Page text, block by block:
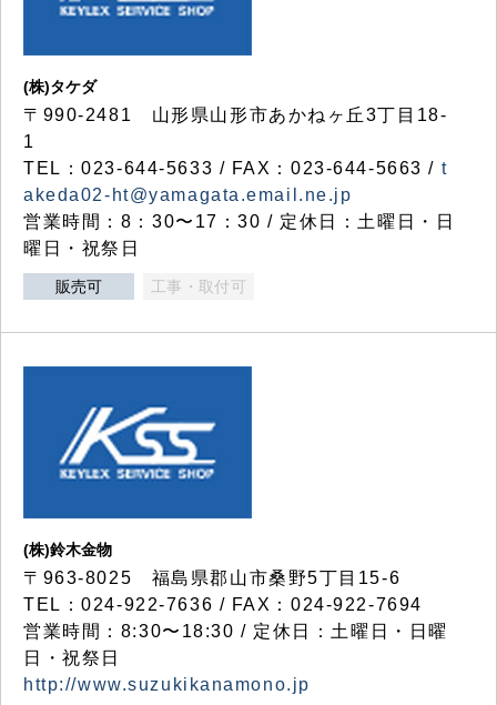
(株)タケダ
〒990-2481 山形県山形市あかねヶ丘3丁目18-
1
TEL：023-644-5633 / FAX：023-644-5663 / t
akeda02-ht@yamagata.email.ne.jp
営業時間：8：30〜17：30 / 定休日：土曜日・日
曜日・祝祭日
販売可 工事・取付可
(株)鈴木金物
〒963-8025 福島県郡山市桑野5丁目15-6
TEL：024-922-7636 / FAX：024-922-7694
営業時間：8:30〜18:30 / 定休日：土曜日・日曜
日・祝祭日
http://www.suzukikanamono.jp